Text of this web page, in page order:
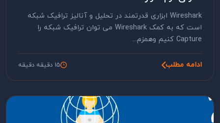
Wireshark ابزاری قدرتمند در تحلیل و آنالیز ترافیک شبکه
است که به کمک Wireshark می توان ترافیک شبکه را
Capture کنیم وهمزم...
ادامه مطلب 15 دقیقه دقیقه